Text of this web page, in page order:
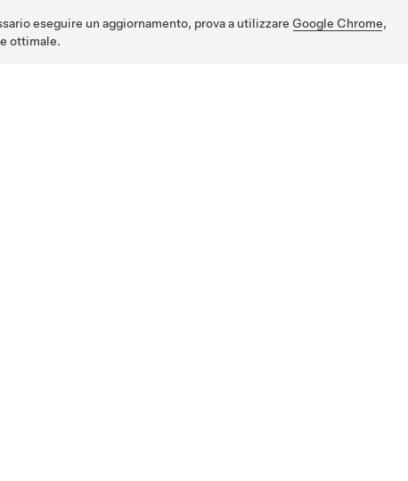
eseguire un aggiornamento, prova a utilizzare Google Chrome,
ottimale.